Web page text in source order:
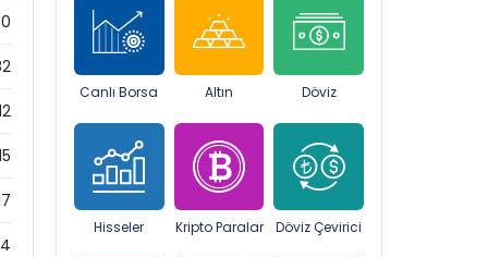
Canlı Borsa Altın Döviz
Hisseler Kripto Paralar Döviz Çevirici